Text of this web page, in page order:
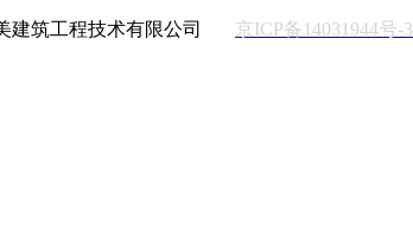
建筑工程技术有限公司 京ICP备14031944号-3